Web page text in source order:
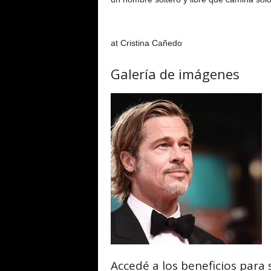
at Cristina Cañedo
Galería de imágenes
Accedé a los beneficios para